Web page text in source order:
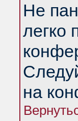
Не
легко
на